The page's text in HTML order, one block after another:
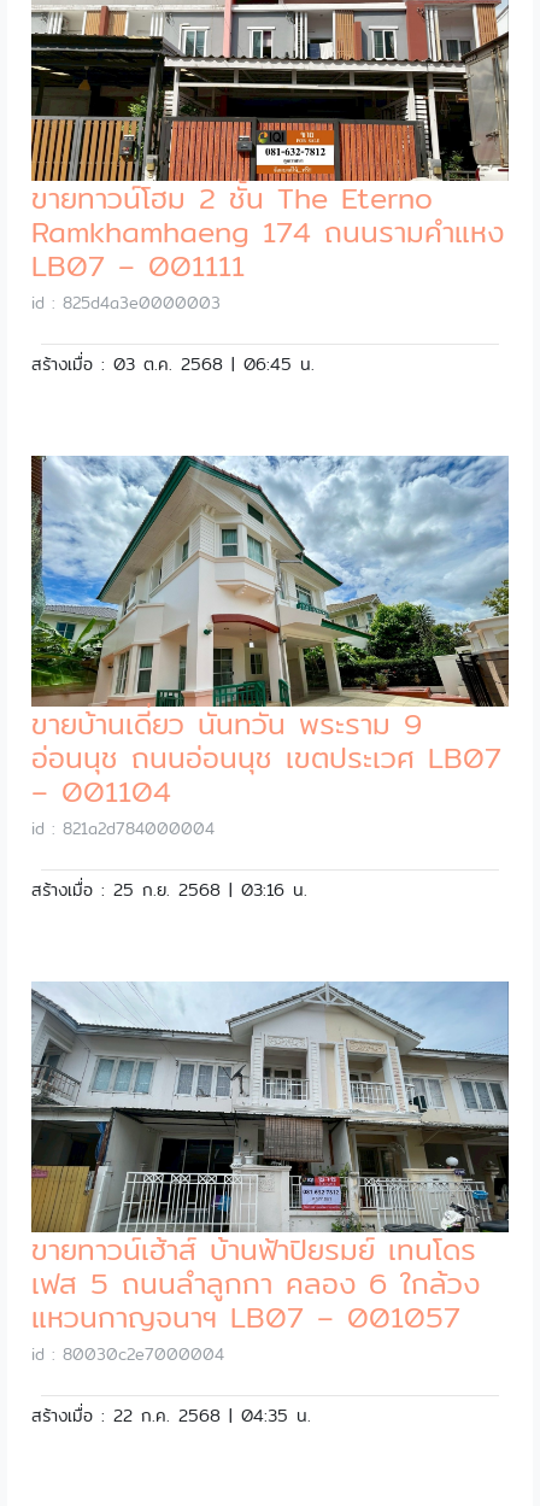
ขายทาวน์โฮม 2 ชั้น The Eterno
Ramkhamhaeng 174 ถนนรามคำแหง
LB07 – 001111
id : 825d4a3e0000003
สร้างเมื่อ : 03 ต.ค. 2568 | 06:45 น.
ขายบ้านเดี่ยว นันทวัน พระราม 9
อ่อนนุช ถนนอ่อนนุช เขตประเวศ LB07
– 001104
id : 821a2d784000004
สร้างเมื่อ : 25 ก.ย. 2568 | 03:16 น.
ขายทาวน์เฮ้าส์ บ้านฟ้าปิยรมย์ เทนโดร
เฟส 5 ถนนลำลูกกา คลอง 6 ใกล้วง
แหวนกาญจนาฯ LB07 – 001057
id : 80030c2e7000004
สร้างเมื่อ : 22 ก.ค. 2568 | 04:35 น.